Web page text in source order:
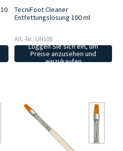
TecniFoot Cleaner
Entfettungslösung 100 ml
Art.-Nr.: UN108
Loggen Sie sich ein, um
Preise anzusehen und
einzukaufen